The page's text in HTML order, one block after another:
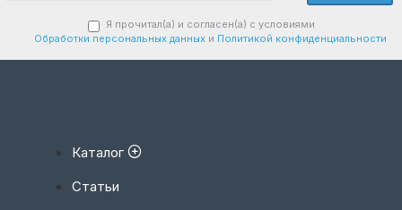
Я прочитал(а) и согласен(а) с условиями
Обработки персональных данныхи Политикой конфиденциальности
Каталог
Статьи